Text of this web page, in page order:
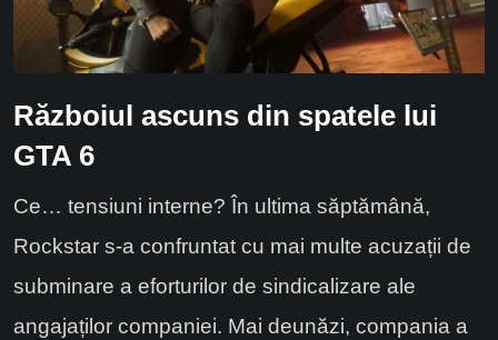
Războiul ascuns din spatele lui
GTA 6
Ce… tensiuni interne? În ultima săptămână,
Rockstar s-a confruntat cu mai multe acuzații de
subminare a eforturilor de sindicalizare ale
angajaților companiei. Mai deunăzi, compania a